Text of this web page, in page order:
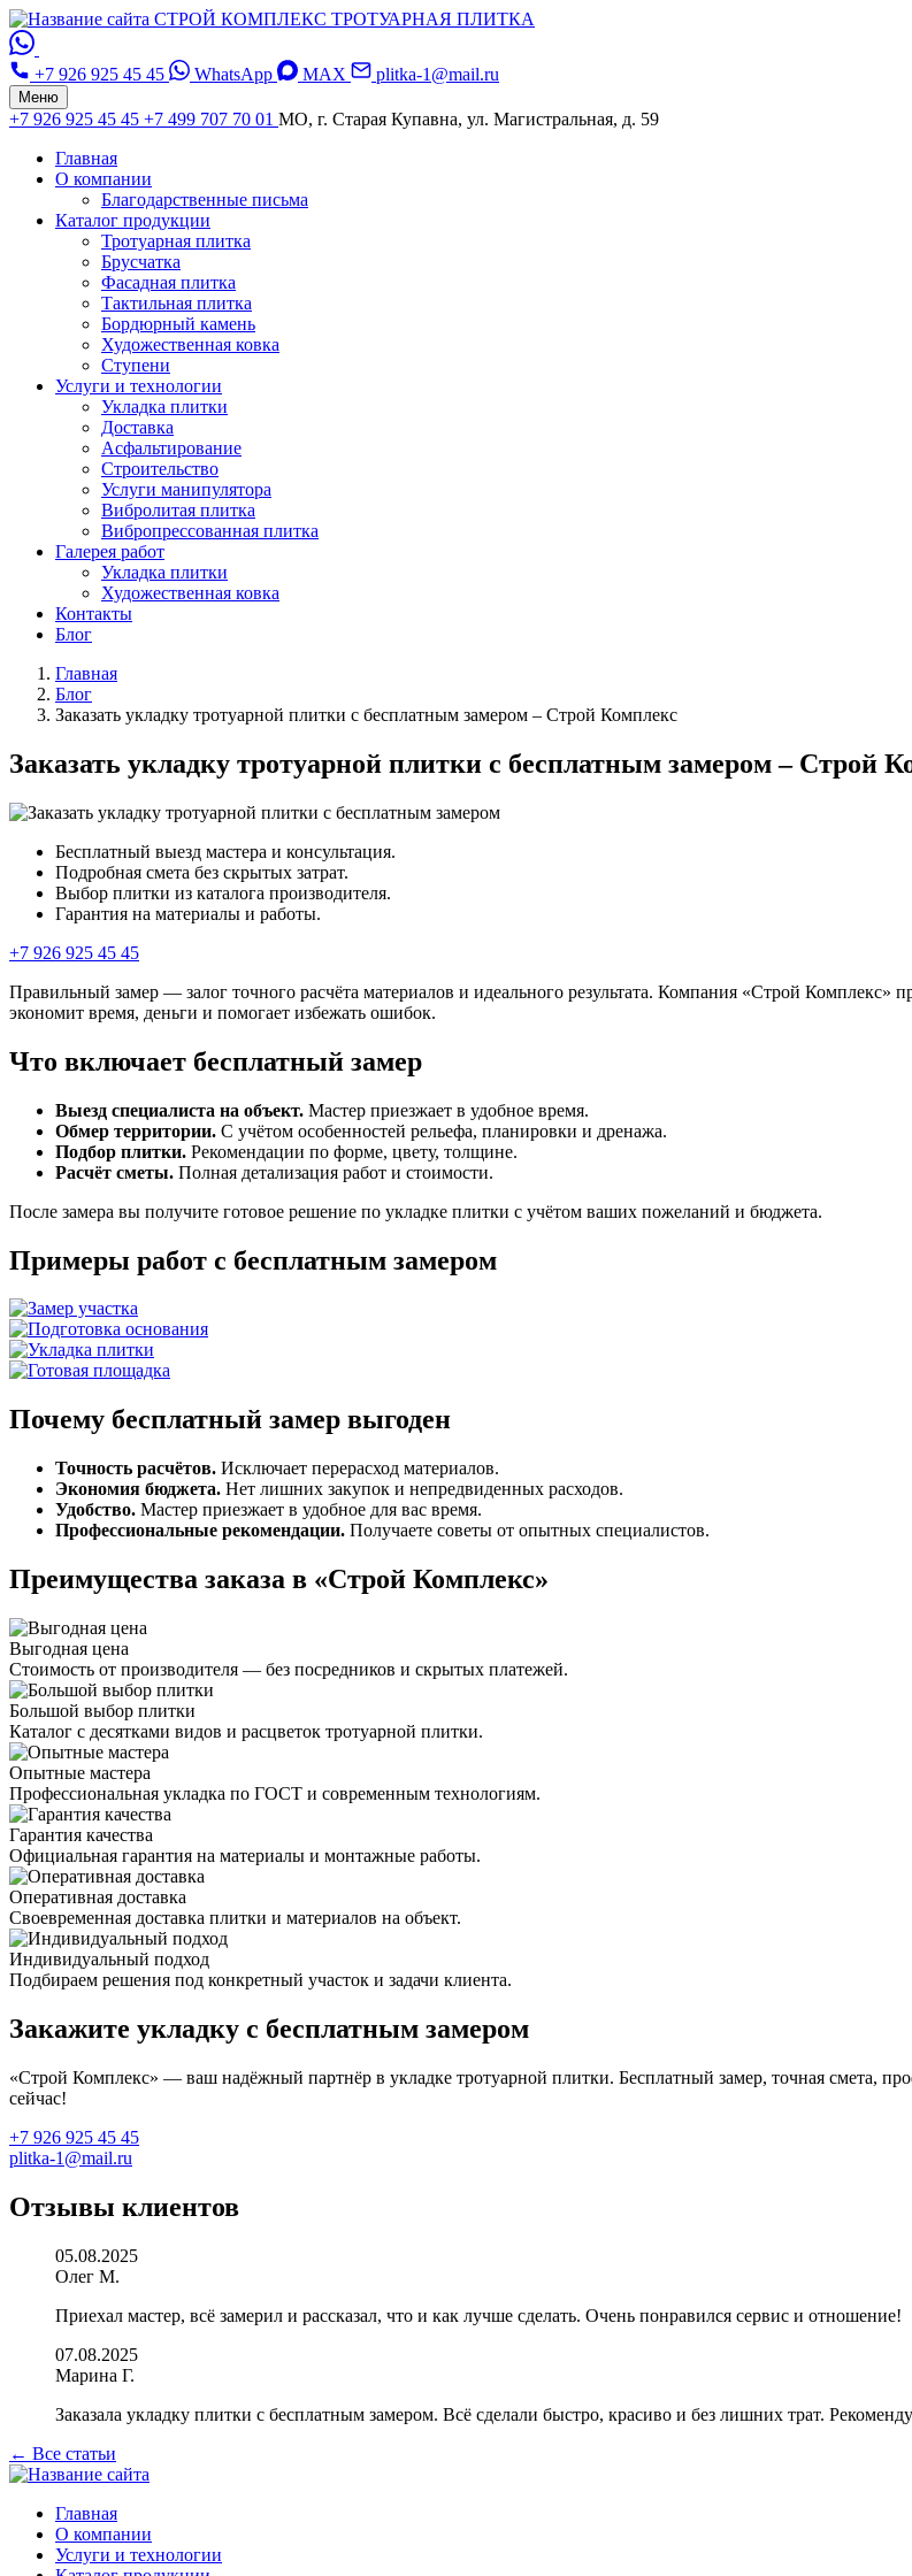
СТРОЙ КОМПЛЕКС ТРОТУАРНАЯ ПЛИТКА
+7 926 925 45 45 WhatsApp MAX plitka-1@mail.ru
Меню
+7 926 925 45 45 +7 499 707 70 01 МО, г. Старая Купавна, ул. Магистральная, д. 59
Главная
О компании
Благодарственные письма
Каталог продукции
Тротуарная плитка
Брусчатка
Фасадная плитка
Тактильная плитка
Бордюрный камень
Художественная ковка
Ступени
Услуги и технологии
Укладка плитки
Доставка
Асфальтирование
Строительство
Услуги манипулятора
Вибролитая плитка
Вибропрессованная плитка
Галерея работ
Укладка плитки
Художественная ковка
Контакты
Блог
Главная
Блог
Заказать укладку тротуарной плитки с бесплатным замером – Строй Комплекс
Заказать укладку тротуарной плитки с бесплатным замером – Строй
Бесплатный выезд мастера и консультация.
Подробная смета без скрытых затрат.
Выбор плитки из каталога производителя.
Гарантия на материалы и работы.
+7 926 925 45 45
Правильный замер — залог точного расчёта материалов и идеального результата. Компания «Строй Комплекс»
экономит время, деньги и помогает избежать ошибок.
Что включает бесплатный замер
Выезд специалиста на объект. Мастер приезжает в удобное время.
Обмер территории. С учётом особенностей рельефа, планировки и дренажа.
Подбор плитки. Рекомендации по форме, цвету, толщине.
Расчёт сметы. Полная детализация работ и стоимости.
После замера вы получите готовое решение по укладке плитки с учётом ваших пожеланий и бюджета.
Примеры работ с бесплатным замером
Почему бесплатный замер выгоден
Точность расчётов. Исключает перерасход материалов.
Экономия бюджета. Нет лишних закупок и непредвиденных расходов.
Удобство. Мастер приезжает в удобное для вас время.
Профессиональные рекомендации. Получаете советы от опытных специалистов.
Преимущества заказа в «Строй Комплекс»
Выгодная цена
Стоимость от производителя — без посредников и скрытых платежей.
Большой выбор плитки
Каталог с десятками видов и расцветок тротуарной плитки.
Опытные мастера
Профессиональная укладка по ГОСТ и современным технологиям.
Гарантия качества
Официальная гарантия на материалы и монтажные работы.
Оперативная доставка
Своевременная доставка плитки и материалов на объект.
Индивидуальный подход
Подбираем решения под конкретный участок и задачи клиента.
Закажите укладку с бесплатным замером
«Строй Комплекс» — ваш надёжный партнёр в укладке тротуарной плитки. Бесплатный замер, точная смета,
сейчас!
+7 926 925 45 45
plitka-1@mail.ru
Отзывы клиентов
05.08.2025
Олег М.
Приехал мастер, всё замерил и рассказал, что и как лучше сделать. Очень понравился сервис и отношение!
07.08.2025
Марина Г.
Заказала укладку плитки с бесплатным замером. Всё сделали быстро, красиво и без лишних трат.
← Все статьи
Главная
О компании
Услуги и технологии